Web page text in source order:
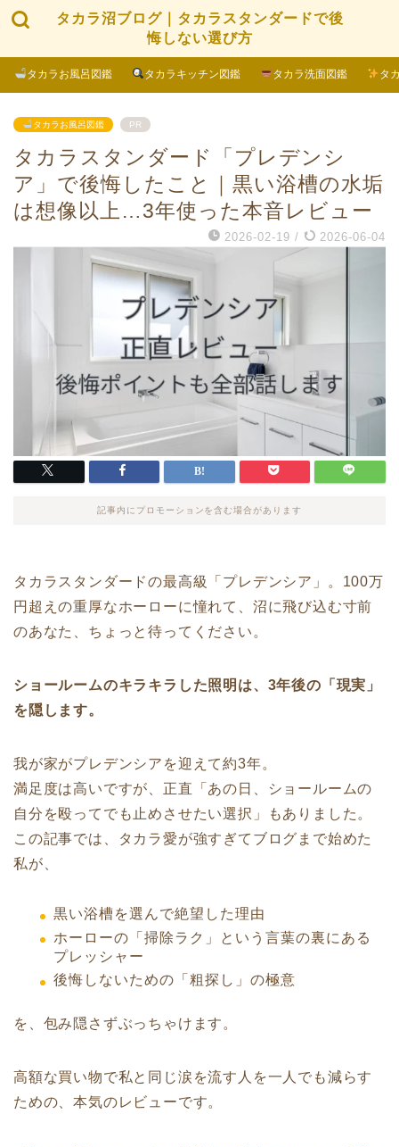
タカラ沼ブログ｜タカラスタンダードで後
悔しない選び方
タカラお風呂図鑑 タカラキッチン図鑑 タカラ洗面図鑑 タ
タカラお風呂図鑑 PR
タカラスタンダード「プレデンシ
ア」で後悔したこと｜黒い浴槽の水垢
は想像以上…3年使った本音レビュー
2026-02-19 / 2026-06-04
記事内にプロモーションを含む場合があります
タカラスタンダードの最高級「プレデンシア」。100万
円超えの重厚なホーローに憧れて、沼に飛び込む寸前
のあなた、ちょっと待ってください。
ショールームのキラキラした照明は、3年後の「現実」
を隠します。
我が家がプレデンシアを迎えて約3年。
満足度は高いですが、正直「あの日、ショールームの
自分を殴ってでも止めさせたい選択」もありました。
この記事では、タカラ愛が強すぎてブログまで始めた
私が、
黒い浴槽を選んで絶望した理由
ホーローの「掃除ラク」という言葉の裏にある
プレッシャー
後悔しないための「粗探し」の極意
を、包み隠さずぶっちゃけます。
高額な買い物で私と同じ涙を流す人を一人でも減らす
ための、本気のレビューです。